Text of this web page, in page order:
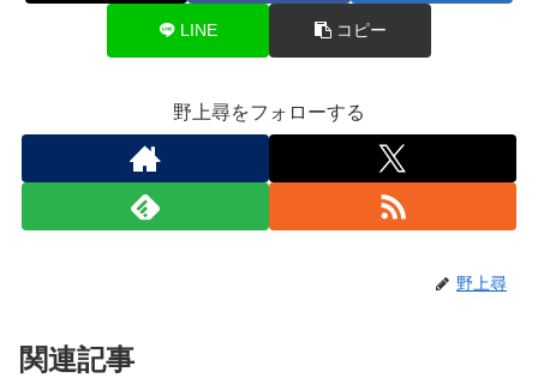
LINE コピー
野上尋をフォローする
野上尋
関連記事